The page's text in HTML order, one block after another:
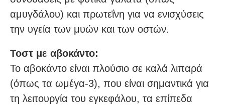
αμυγδάλου) και πρωτεΐνη για να ενισχύσεις
την υγεία των μυών και των οστών.
Τοστ με αβοκάντο:
Το αβοκάντο είναι πλούσιο σε καλά λιπαρά
(όπως τα ωμέγα-3), που είναι σημαντικά για
τη λειτουργία του εγκεφάλου, τα επίπεδα